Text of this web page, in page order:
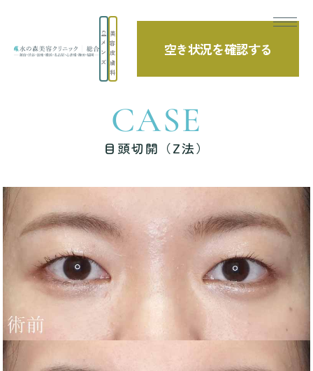
メ
ン
ズ
美
容
皮
膚
科
空き状況を確認する
TOP 症例写真 目頭切開（Z法）
CASE
目頭切開（Z法）